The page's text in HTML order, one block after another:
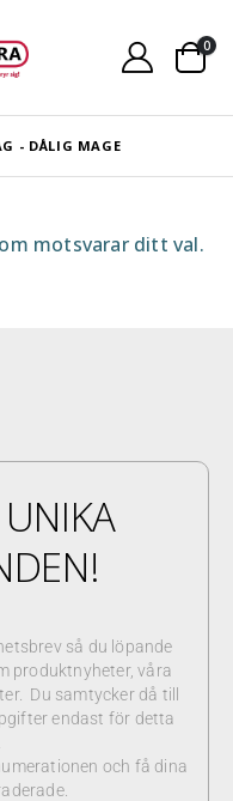
0
- DÅLIG MAGE
motsvarar ditt val.
så du löpande
produktnyheter, våra
Du samtycker då till
endast för detta
och få dina